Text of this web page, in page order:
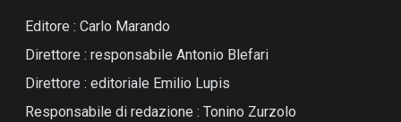
Editore : Carlo Marando
Direttore : responsabile Antonio Blefari
Direttore : editoriale Emilio Lupis
Responsabile di redazione : Tonino Zurzolo